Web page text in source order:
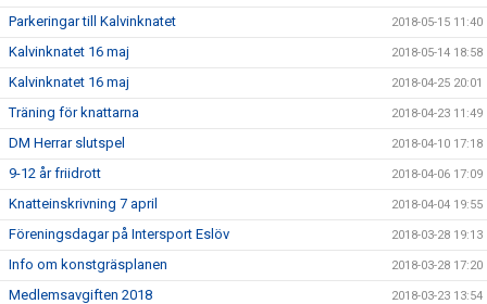
Parkeringar till Kalvinknatet 2018-05-15 11:40
Kalvinknatet 16 maj 2018-05-14 18:58
Kalvinknatet 16 maj 2018-04-25 20:01
Träning för knattarna 2018-04-23 11:49
DM Herrar slutspel 2018-04-10 17:18
9-12 år friidrott 2018-04-06 17:09
Knatteinskrivning 7 april 2018-04-04 19:55
Föreningsdagar på Intersport Eslöv 2018-03-28 19:13
Info om konstgräsplanen 2018-03-28 17:20
Medlemsavgiften 2018 2018-03-23 13:54